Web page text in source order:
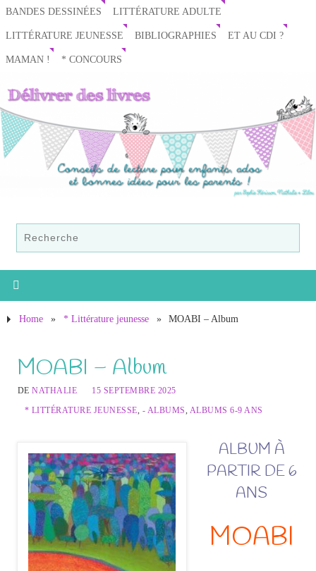
BANDES DESSINÉES LITTÉRATURE ADULTE
LITTÉRATURE JEUNESSE BIBLIOGRAPHIES ET AU CDI ?
MAMAN ! * CONCOURS
Home » * Littérature jeunesse » MOABI – Album
MOABI – Album
DENATHALIE
15 SEPTEMBRE 2025
* LITTÉRATURE JEUNESSE, - ALBUMS, ALBUMS 6-9 ANS
ALBUM À
PARTIR DE 6
ANS
MOABI